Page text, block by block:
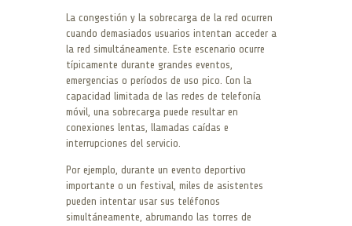
La congestión y la sobrecarga de la red ocurren
cuando demasiados usuarios intentan acceder a
la red simultáneamente. Este escenario ocurre
típicamente durante grandes eventos,
emergencias o períodos de uso pico. Con la
capacidad limitada de las redes de telefonía
móvil, una sobrecarga puede resultar en
conexiones lentas, llamadas caídas e
interrupciones del servicio.
Por ejemplo, durante un evento deportivo
importante o un festival, miles de asistentes
pueden intentar usar sus teléfonos
simultáneamente, abrumando las torres de